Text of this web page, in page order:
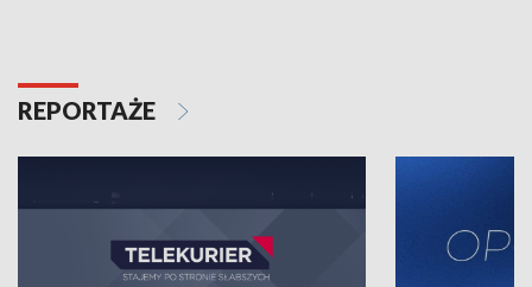
REPORTAŻE